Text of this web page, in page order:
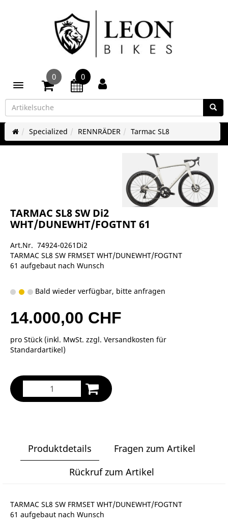
Toggle navigation
0 0
Specialized RENNRÄDER Tarmac SL8
TARMAC SL8 SW Di2
WHT/DUNEWHT/FOGTNT 61
Art.Nr. 74924-0261Di2
TARMAC SL8 SW FRMSET WHT/DUNEWHT/FOGTNT
61 aufgebaut nach Wunsch
Bald wieder verfügbar, bitte anfragen
14.000,00 CHF
pro Stück (inkl. MwSt. zzgl. Versandkosten für
Standardartikel)
Produktdetails
Fragen zum Artikel
Rückruf zum Artikel
TARMAC SL8 SW FRMSET WHT/DUNEWHT/FOGTNT
61 aufgebaut nach Wunsch